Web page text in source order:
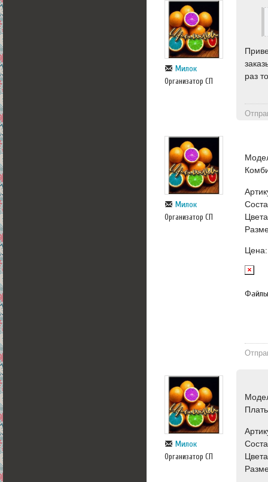
Милок
Организатор СП
раз
Милок
Организатор СП
Милок
Организатор СП